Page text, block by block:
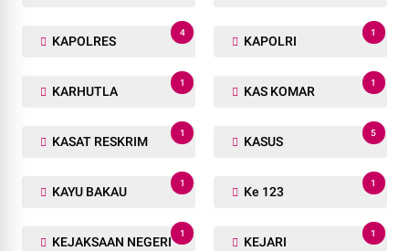
KAPOLRES
4
KAPOLRI
1
KARHUTLA
1
KAS KOMAR
1
KASAT RESKRIM
1
KASUS
5
KAYU BAKAU
1
Ke 123
1
KEJAKSAAN NEGERI
1
KEJARI
1